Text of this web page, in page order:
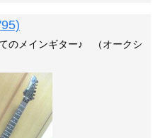
のメインギター♪ （オークシ